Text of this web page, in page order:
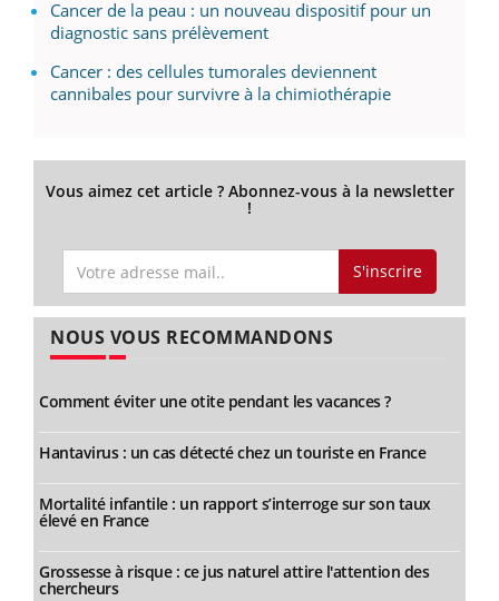
Cancer de la peau : un nouveau dispositif pour un
diagnostic sans prélèvement
Cancer : des cellules tumorales deviennent
cannibales pour survivre à la chimiothérapie
Vous aimez cet article ? Abonnez-vous à la newsletter
!
S'inscrire
NOUS VOUS RECOMMANDONS
Comment éviter une otite pendant les vacances ?
Hantavirus : un cas détecté chez un touriste en France
Mortalité infantile : un rapport s’interroge sur son taux
élevé en France
Grossesse à risque : ce jus naturel attire l'attention des
chercheurs